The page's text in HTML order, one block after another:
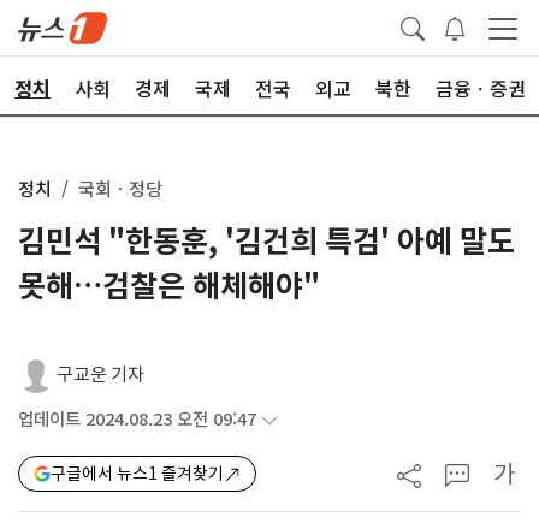
정치 사회 경제 국제 전국 외교 북한 금융ㆍ증권
정치 국회ㆍ정당
김민석 "한동훈, '김건희 특검' 아예 말도
못해…검찰은 해체해야"
구교운 기자
업데이트 2024.08.23 오전 09:47
구글에서 뉴스1 즐겨찾기 가